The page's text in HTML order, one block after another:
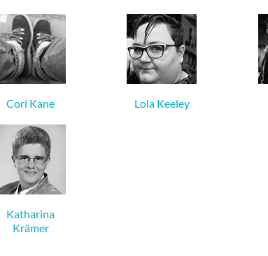
Cori Kane Lola Keeley
Katharina
Krämer